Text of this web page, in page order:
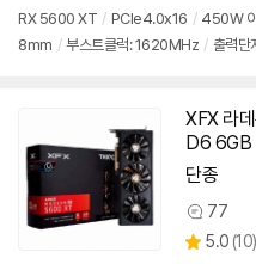
견
점
리
뷰
RX 5600 XT / PCIe4.0x16 / 450W
8mm / 부스트클럭: 1620MHz / 출력단
XFX 라
D6 6GB
단종
상
품
77
별
5.0 (상
10)